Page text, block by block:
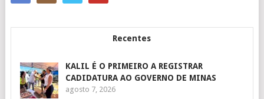
Recentes
KALIL É O PRIMEIRO A REGISTRAR
CADIDATURA AO GOVERNO DE MINAS
agosto 7, 2026